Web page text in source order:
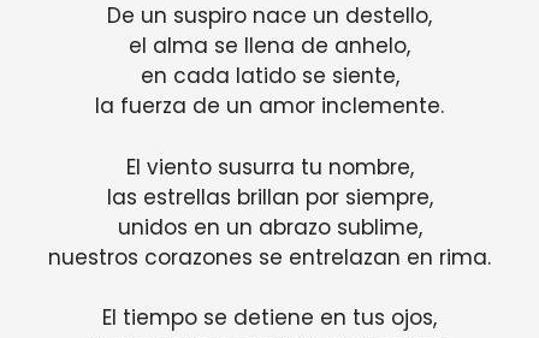
De un suspiro nace un destello,
el alma se llena de anhelo,
en cada latido se siente,
la fuerza de un amor inclemente.
El viento susurra tu nombre,
las estrellas brillan por siempre,
unidos en un abrazo sublime,
nuestros corazones se entrelazan en rima.
El tiempo se detiene en tus ojos,